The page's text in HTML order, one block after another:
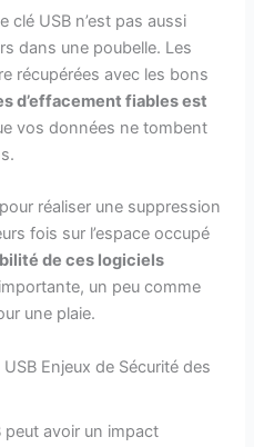
clé USB n’est pas aussi
dans une poubelle. Les
récupérées avec les bons
d’effacement fiables est
vos données ne tombent
réaliser une suppression
fois sur l’espace occupé
de ces logiciels
un peu comme
une plaie.
Enjeux de Sécurité des
peut avoir un impact